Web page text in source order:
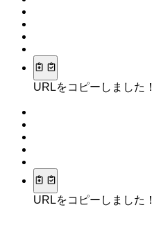
URLをコピーしました！
URLをコピーしました！